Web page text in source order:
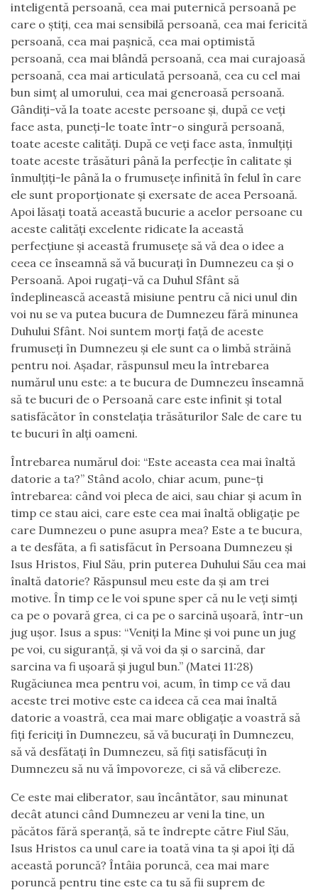
inteligentă persoană, cea mai puternică persoană pe
care o știți, cea mai sensibilă persoană, cea mai fericită
persoană, cea mai pașnică, cea mai optimistă
persoană, cea mai blândă persoană, cea mai curajoasă
persoană, cea mai articulată persoană, cea cu cel mai
bun simț al umorului, cea mai generoasă persoană.
Gândiți-vă la toate aceste persoane și, după ce veți
face asta, puneți-le toate într-o singură persoană,
toate aceste calități. După ce veți face asta, înmulțiți
toate aceste trăsături până la perfecție în calitate și
înmulțiți-le până la o frumusețe infinită în felul în care
ele sunt proporționate și exersate de acea Persoană.
Apoi lăsați toată această bucurie a acelor persoane cu
aceste calități excelente ridicate la această
perfecțiune și această frumusețe să vă dea o idee a
ceea ce înseamnă să vă bucurați în Dumnezeu ca și o
Persoană. Apoi rugați-vă ca Duhul Sfânt să
îndeplinească această misiune pentru că nici unul din
voi nu se va putea bucura de Dumnezeu fără minunea
Duhului Sfânt. Noi suntem morți față de aceste
frumuseți în Dumnezeu și ele sunt ca o limbă străină
pentru noi. Așadar, răspunsul meu la întrebarea
numărul unu este: a te bucura de Dumnezeu înseamnă
să te bucuri de o Persoană care este infinit și total
satisfăcător în constelația trăsăturilor Sale de care tu
te bucuri în alți oameni.
Întrebarea numărul doi: “Este aceasta cea mai înaltă
datorie a ta?” Stând acolo, chiar acum, pune-ți
întrebarea: când voi pleca de aici, sau chiar și acum în
timp ce stau aici, care este cea mai înaltă obligație pe
care Dumnezeu o pune asupra mea? Este a te bucura,
a te desfăta, a fi satisfăcut în Persoana Dumnezeu și
Isus Hristos, Fiul Său, prin puterea Duhului Său cea mai
înaltă datorie? Răspunsul meu este da și am trei
motive. În timp ce le voi spune sper că nu le veți simți
ca pe o povară grea, ci ca pe o sarcină ușoară, într-un
jug ușor. Isus a spus: “Veniți la Mine și voi pune un jug
pe voi, cu siguranță, și vă voi da și o sarcină, dar
sarcina va fi ușoară și jugul bun.” (Matei 11:28)
Rugăciunea mea pentru voi, acum, în timp ce vă dau
aceste trei motive este ca ideea că cea mai înaltă
datorie a voastră, cea mai mare obligație a voastră să
fiți fericiți în Dumnezeu, să vă bucurați în Dumnezeu,
să vă desfătați în Dumnezeu, să fiți satisfăcuți în
Dumnezeu să nu vă împovoreze, ci să vă elibereze.
Ce este mai eliberator, sau încântător, sau minunat
decât atunci când Dumnezeu ar veni la tine, un
păcătos fără speranță, să te îndrepte către Fiul Său,
Isus Hristos ca unul care ia toată vina ta și apoi îți dă
această poruncă? Întâia poruncă, cea mai mare
poruncă pentru tine este ca tu să fii suprem de